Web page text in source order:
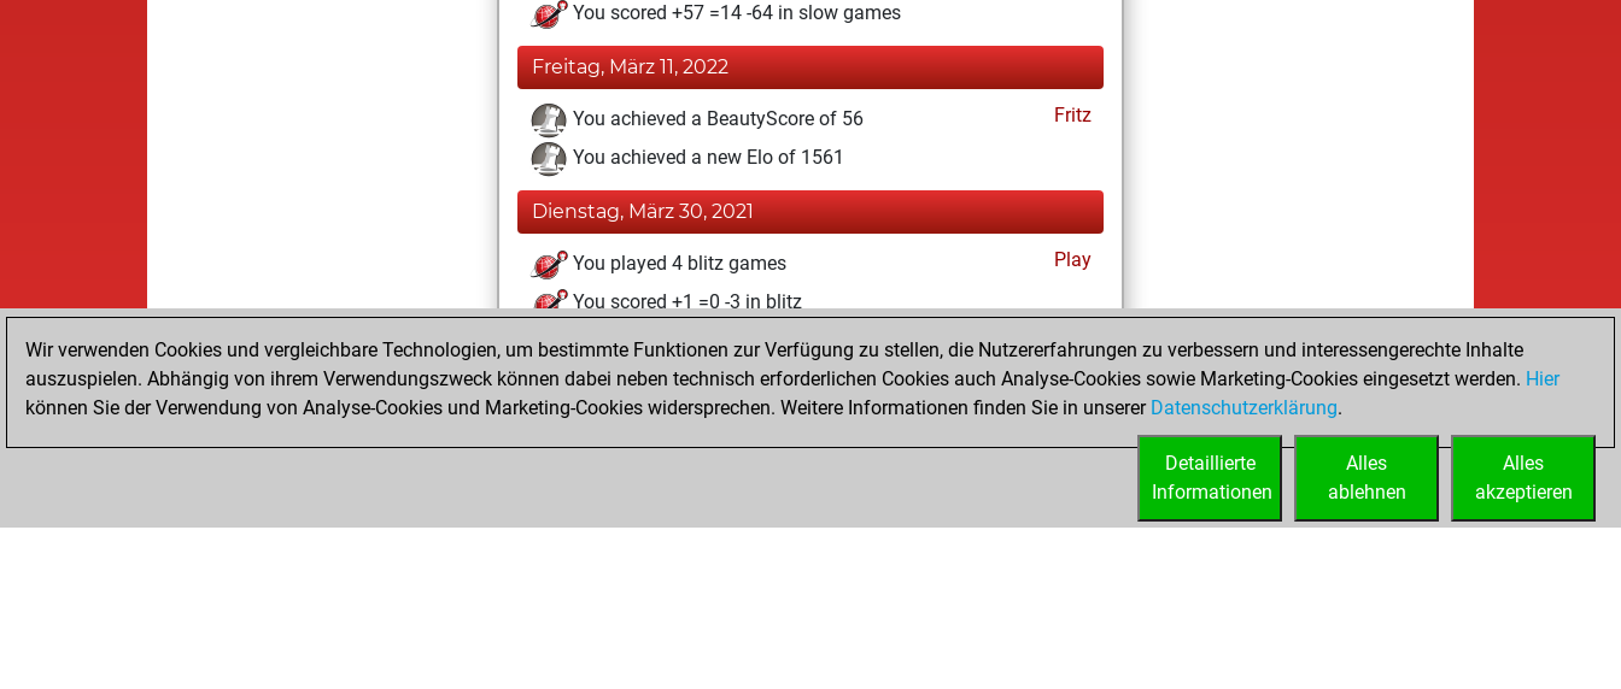
You scored +57 =14 -64 in slow games
Freitag, März 11, 2022
You achieved a BeautyScore of 56
Fritz
You achieved a new Elo of 1561
Dienstag, März 30, 2021
You played 4 blitz games
Play
You scored +1 =0 -3 in blitz
Samstag, November 28, 2020
You created your Fritz account Fritz
Wir verwenden Cookies und vergleichbare Technologien, um bestimmte Funktionen zur Verfügung zu stellen, die Nutzererfahrungen zu verbessern und interessengerechte Inhalte
auszuspielen. Abhängig von ihrem Verwendungszweck können dabei neben technisch erforderlichen Cookies auch Analyse-Cookies sowie Marketing-Cookies eingesetzt werden. Hier
können Sie der Verwendung von Analyse-Cookies und Marketing-Cookies widersprechen. Weitere Informationen finden Sie in unserer Datenschutzerklärung.
Alles
akzeptieren
Alles
ablehnen
Detaillierte
Informationen